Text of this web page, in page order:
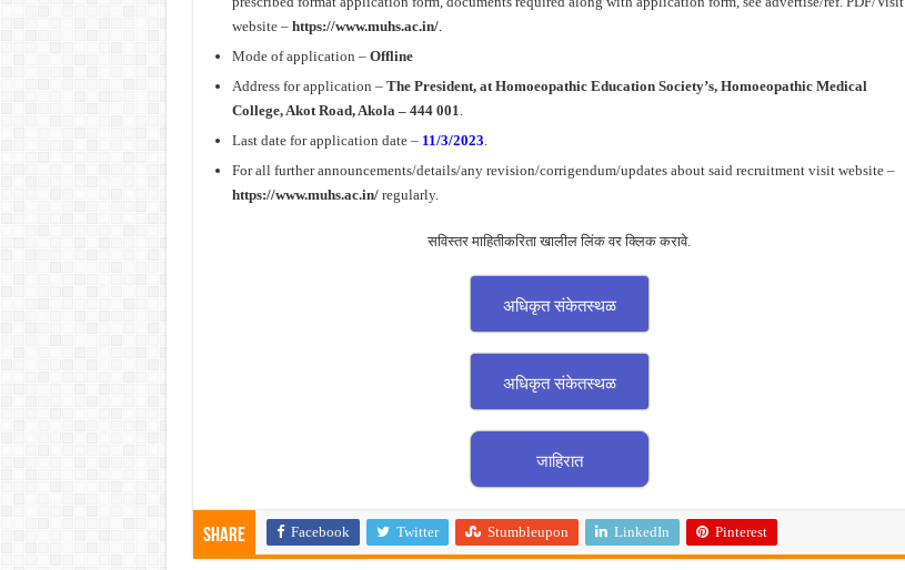
website – https://www.muhs.ac.in/.
Mode of application –Offline
Address for application – The President, at Homoeopathic Education Society’s, Homoeopathic Medical
College, Akot Road, Akola – 444 001
Last date for application date – 11/3/2023
For all further announcements/details/any revision/corrigendum/updates about said recruitment visit website –
https://www.muhs.ac.in/regularly.
सविस्तर माहितीकरिता खालील लिंक वर क्लिक करावे.
अधिकृत संकेतस्थळ
अधिकृत संकेतस्थळ
जाहिरात
Share Facebook Twitter Stumbleupon LinkedIn Pinterest